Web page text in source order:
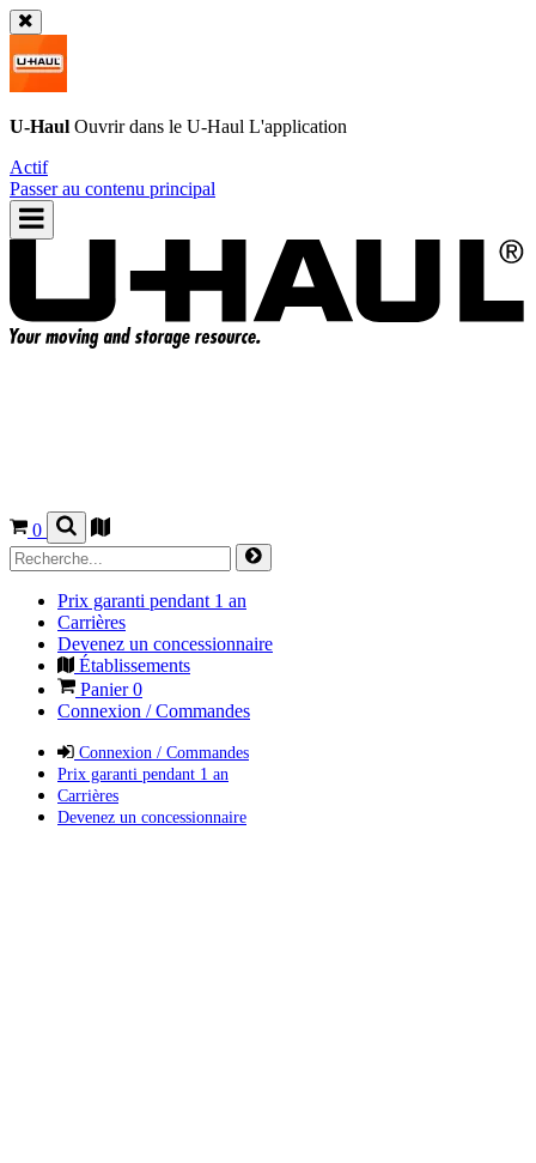
U-Haul Ouvrir dans le U-Haul L'application
Actif
Passer au contenu principal
0
Prix garanti pendant 1 an
Carrières
Devenez un concessionnaire
Établissements
Panier0
Connexion / Commandes
Connexion / Commandes
Prix garanti pendant 1 an
Carrières
Devenez un concessionnaire